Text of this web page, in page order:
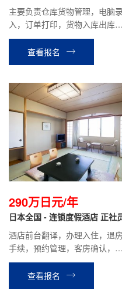
主要负责仓库货物管理，电脑录
入，订单打印，货物入库出库，
打包发货等相关工作。
查看报名
290万日元/年
日本全国 - 连锁度假酒店 正社
酒店前台翻译，办理入住，退房
手续，预约管理，客房确认，餐
厅接待等相关工作。
查看报名